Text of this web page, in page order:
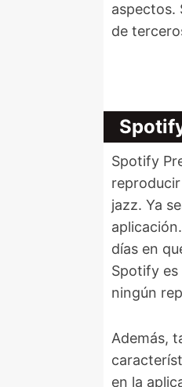
aspectos.
de
Spotify
jazz. Ya
días en
Spotify es
ningún
Además,
en la